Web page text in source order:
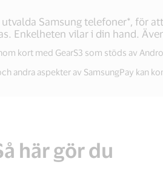
Samsung telefoner*, för
Enkelheten vilar i din hand.
kort med GearS3 som stöds av
andra aspekter av SamsungPay kan
här gör du